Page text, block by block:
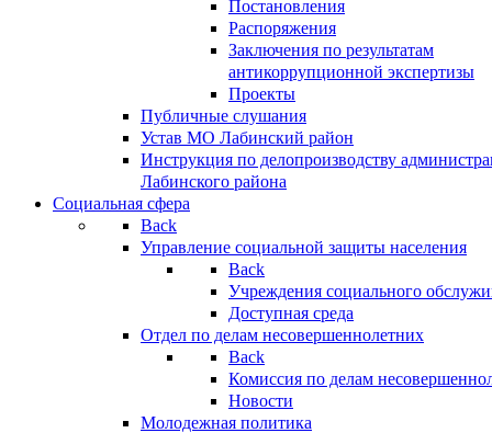
Постановления
Распоряжения
Заключения по результатам
антикоррупционной экспертизы
Проекты
Публичные слушания
Устав МО Лабинский район
Инструкция по делопроизводству
Лабинского района
Социальная сфера
Back
Управление социальной защиты населения
Back
Учреждения социального
Доступная среда
Отдел по делам несовершеннолетних
Back
Комиссия по делам
Новости
Молодежная политика